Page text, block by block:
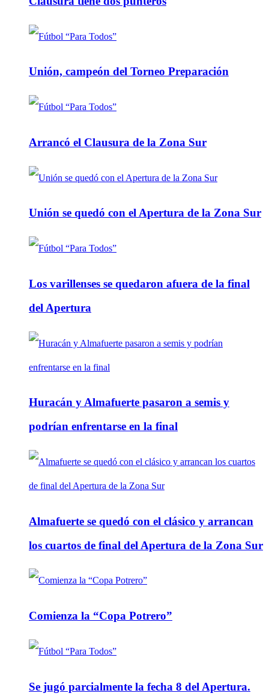
Unión, campeón del Torneo Preparación
Arrancó el Clausura de la Zona Sur
Unión se quedó con el Apertura de la Zona Sur
Los varillenses se quedaron afuera de la final
del Apertura
Huracán y Almafuerte pasaron a semis y
podrían enfrentarse en la final
Almafuerte se quedó con el clásico y arrancan
los cuartos de final del Apertura de la Zona Sur
Comienza la “Copa Potrero”
Se jugó parcialmente la fecha 8 del Apertura.